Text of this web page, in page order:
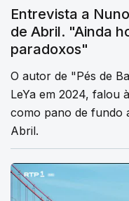
Entrevista a
de Abril. "Ainda
paradoxos"
O autor de "Pés de
LeYa em 2024, falou
como pano de fundo
Abril.